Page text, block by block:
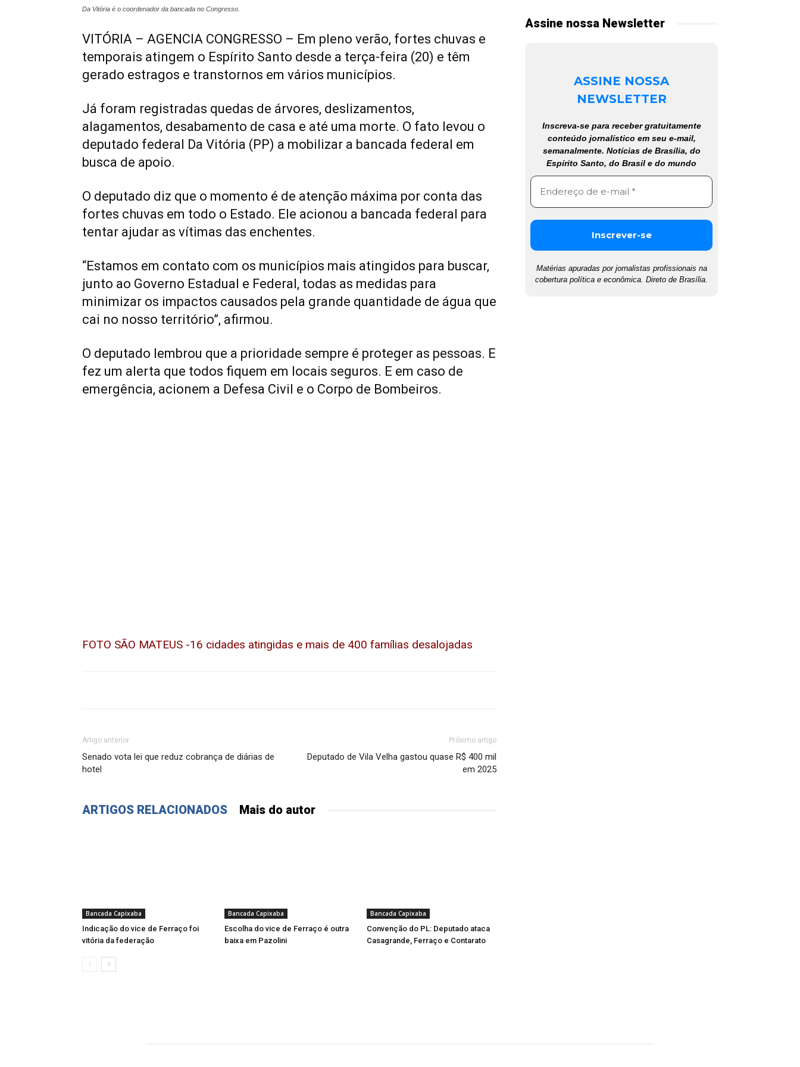
Da Vitória é o coordenador da bancada no Congresso.
VITÓRIA – AGENCIA CONGRESSO – Em pleno verão, fortes chuvas e
temporais atingem o Espírito Santo desde a terça-feira (20) e têm
gerado estragos e transtornos em vários municípios.
Já foram registradas quedas de árvores, deslizamentos,
alagamentos, desabamento de casa e até uma morte. O fato levou o
deputado federal Da Vitória (PP) a mobilizar a bancada federal em
busca de apoio.
O deputado diz que o momento é de atenção máxima por conta das
fortes chuvas em todo o Estado. Ele acionou a bancada federal para
tentar ajudar as vítimas das enchentes.
“Estamos em contato com os municípios mais atingidos para buscar,
junto ao Governo Estadual e Federal, todas as medidas para
minimizar os impactos causados pela grande quantidade de água que
cai no nosso território”, afirmou.
O deputado lembrou que a prioridade sempre é proteger as pessoas. E
fez um alerta que todos fiquem em locais seguros. E em caso de
emergência, acionem a Defesa Civil e o Corpo de Bombeiros.
FOTO SÃO MATEUS -16 cidades atingidas e mais de 400 famílias desalojadas
Artigo anterior
Senado vota lei que reduz cobrança de diárias de
hotel
Próximo artigo
Deputado de Vila Velha gastou quase R$ 400 mil
em 2025
ARTIGOS RELACIONADOS Mais do autor
Bancada Capixaba
Indicação do vice de Ferraço foi
vitória da federação
Bancada Capixaba
Escolha do vice de Ferraço é outra
baixa em Pazolini
Bancada Capixaba
Convenção do PL: Deputado ataca
Casagrande, Ferraço e Contarato
Assine nossa Newsletter
ASSINE NOSSA
NEWSLETTER
Inscreva-se para receber gratuitamente
conteúdo jornalístico em seu e-mail,
semanalmente. Notícias de Brasília, do
Espírito Santo, do Brasil e do mundo
Matérias apuradas por jornalistas profissionais na
cobertura política e econômica. Direto de Brasília.